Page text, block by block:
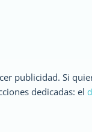
publicidad. Si
dedicadas: el